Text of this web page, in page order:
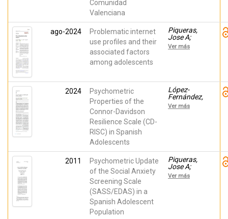
Comunidad
Valenciana
ago-2024
Problematic internet
use profiles and their
associated factors
among adolescents
Piqueras,
Jose A;
Rico
Bordera,
Oliva,
Carlos;
Marzo
Campos,
Juan
Ver más
2024
Psychometric
Properties of the
Connor-Davidson
Resilience Scale (CD-
RISC) in Spanish
Adolescents
López-
Fernández,
Francisco
Javier;
Marzo
Campos,
Juan
Carlos;
Ver más
2011
Psychometric Update
of the Social Anxiety
Screening Scale
(SASS/EDAS) in a
Spanish Adolescent
Population
Piqueras,
Jose A;
Olivares
Rodríguez,
Ver más